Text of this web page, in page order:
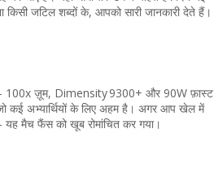
किसी जटिल शब्दों के, आपको सारी जानकारी देते हैं।
– 100x ज़ूम, Dimensity 9300+ और 90W फ़ास्ट
कई अभ्यार्थियों के लिए अहम है। अगर आप खेल में
मैच फैंस को खूब रोमांचित कर गया।